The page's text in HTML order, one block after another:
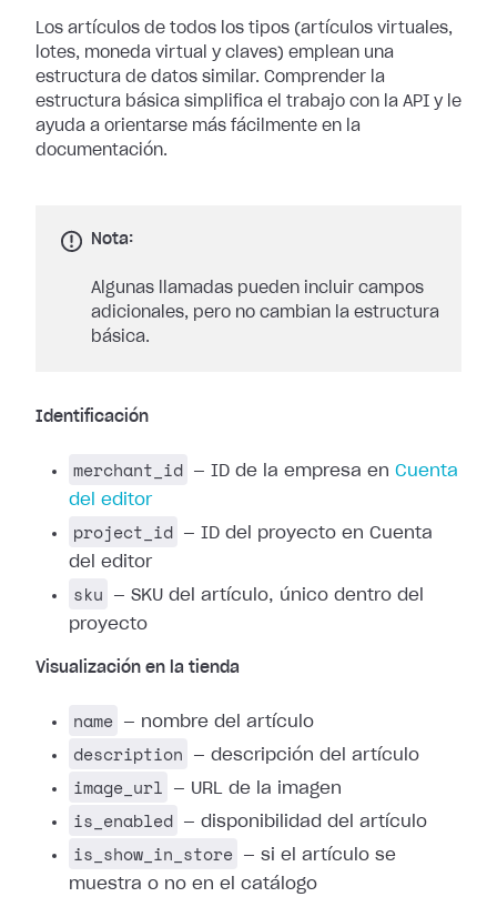
Los artículos de todos los tipos (artículos virtuales,
lotes, moneda virtual y claves) emplean una
estructura de datos similar. Comprender la
estructura básica simplifica el trabajo con la API y le
ayuda a orientarse más fácilmente en la
documentación.
Nota:
Algunas llamadas pueden incluir campos
adicionales, pero no cambian la estructura
básica.
Identificación
merchant_id — ID de la empresa en Cuenta
del editor
project_id
— ID del proyecto en Cuenta
del editor
sku
— SKU del artículo, único dentro del
proyecto
Visualización en la tienda
name — nombre del artículo
description — descripción del artículo
image_url — URL de la imagen
is_enabled — disponibilidad del artículo
is_show_in_store
— si el artículo se
muestra o no en el catálogo